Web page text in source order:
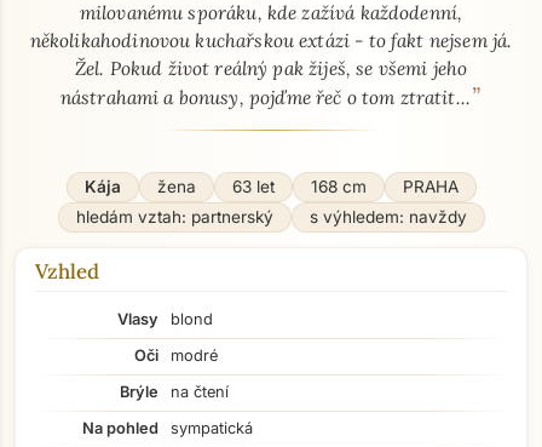
milovanému sporáku, kde zažívá každodenní,
několikahodinovou kuchařskou extázi - to fakt nejsem já.
Žel. Pokud život reálný pak žiješ, se všemi jeho
nástrahami a bonusy, pojďme řeč o tom ztratit...”
Kája žena 63 let 168 cm
PRAHA
hledám vztah: partnerský
s výhledem: navždy
Vzhled
Vlasy
blond
Oči
modré
Brýle
na čtení
Na pohled
sympatická